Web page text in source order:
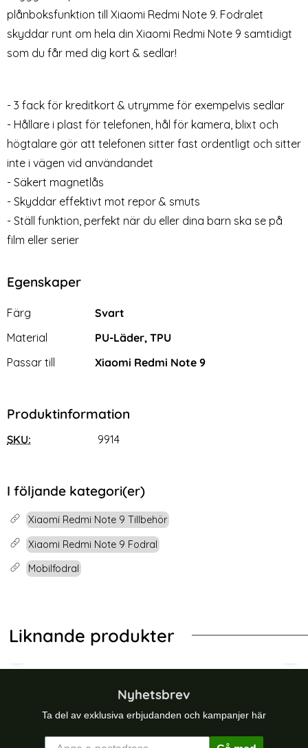
- Grön
Xiaomi Redmi Note 9 - Litchi
Plånboksfodral - Ljus Blå
Art. nr 9918
rea pris
169 kr
Snart slutsåld!
Köp
Redmi Note 9 - Litchi Plånboksfodral - Ljus Blå
Xiaomi Redmi Note 9 -
Ultimata Stöttåliga Skalet
med Stöd - Rosa
Art. nr 9957
Xiaomi Redmi Note 9 - Ultimata
plånboksfunktion till Xiaomi Redmi Note 9. Fodralet
skyddar runt om hela din Xiaomi Redmi Note 9 samtidigt
som du får med dig kort & sedlar!
- 3 fack för kreditkort & utrymme för exempelvis sedlar
- Hållare i plast för telefonen, hål för kamera, blixt och
högtalare gör att telefonen sitter fast ordentligt och sitter
inte i vägen vid användandet
- Säkert magnetlås
- Skyddar effektivt mot repor & smuts
- Ställ funktion, perfekt när du eller dina barn ska se på
film eller serier
Egenskaper
Egenskaper/attribut för denna produkt
Attribut
Färg
Svart
Material
PU-Läder, TPU
Passar till
Xiaomi Redmi Note 9
Produktinformation
SKU: 9914
I följande kategori(er)
Xiaomi Redmi Note 9 Tillbehör
Xiaomi Redmi Note 9 Fodral
Mobilfodral
Liknande produkter
Galaxy A14 5G Fodral I Äkta Läder - Välj Färg! (Svart)
Xiaomi Redmi Note 8 Pro - Litchi
Nyhetsbrev
Ta del av exklusiva erbjudanden och kampanjer här